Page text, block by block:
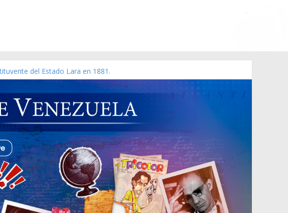
del Estado Lara en 1881.
09 de marzo de 2006 N° 38.394